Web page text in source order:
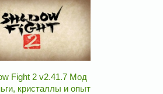
Fight 2 v2.41.7 Мод
кристаллы и опыт